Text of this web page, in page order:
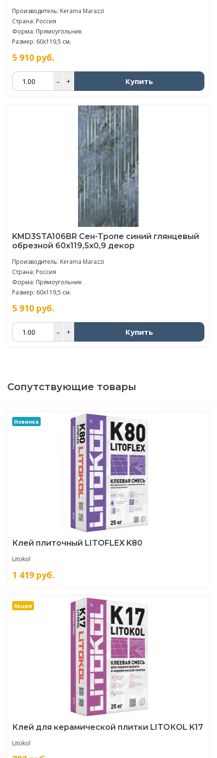
Производитель: Kerama Marazzi
Страна: Россия
Форма: Прямоугольник
Размер: 60x119,5 см.
5 910 руб.
– + Купить
KMD3STA106BR Сен-Тропе синий глянцевый
обрезной 60x119,5x0,9 декор
Производитель: Kerama Marazzi
Страна: Россия
Форма: Прямоугольник
Размер: 60x119,5 см.
5 910 руб.
– + Купить
Сопутствующие товары
Новинка
Клей плиточный LITOFLEX K80
Litokol
1 419 руб.
Акция
Клей для керамической плитки LITOКOL K17
Litokol